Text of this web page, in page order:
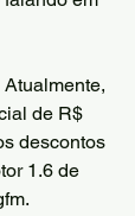
Atualmente,
de R$
descontos
1.6 de